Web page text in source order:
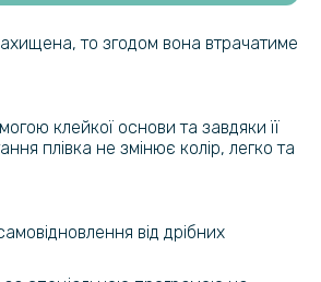
то згодом вона втрачатиме
клейкої основи та завдяки її
плівка не змінює колір, легко та
від дрібних